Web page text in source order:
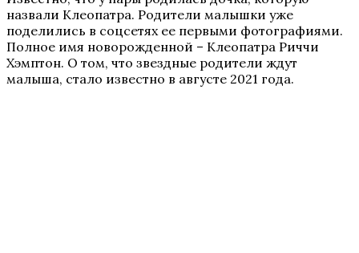
назвали Клеопатра. Родители малышки уже
поделились в соцсетях ее первыми фотографиями.
Полное имя новорожденной – Клеопатра Риччи
Хэмптон. О том, что звездные родители ждут
малыша, стало известно в августе 2021 года.